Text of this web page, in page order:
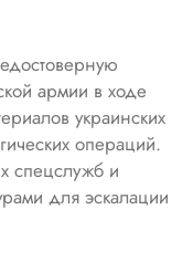
армии в ходе
украинских
операций.
спецслужб и
для эскалации